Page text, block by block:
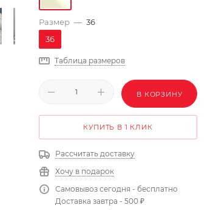
Размер — 36
36
Таблица размеров
В КОРЗИНУ
КУПИТЬ В 1 КЛИК
Рассчитать доставку
Хочу в подарок
Самовывоз сегодня - бесплатно
Доставка завтра - 500 ₽